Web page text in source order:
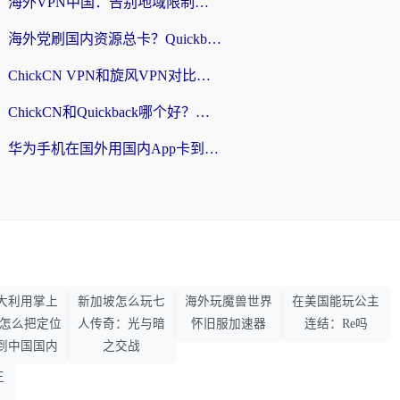
海外党刷国内资源总卡？Quickback和采集蜂好用吗？这篇指南帮你避坑
ChickCN VPN和旋风VPN对比哪个回国效果更好？海外党亲测实用指南
ChickCN和Quickback哪个好？海外党亲测回国加速器，轻松解锁国内资源（附避坑指南）
华为手机在国外用国内App卡到崩溃？这篇加速器指南帮你无缝刷剧打游戏
利用掌上
么把定位
中国国内
新加坡怎么玩七
人传奇：光与暗
之交战
海外玩魔兽世界
怀旧服加速器
在美国能玩公主
连结：Re吗